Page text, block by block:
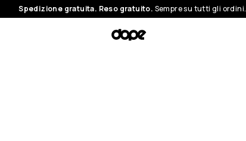
Spedizione gratuita. Reso gratuito. Sempre su tutti gli ordini.